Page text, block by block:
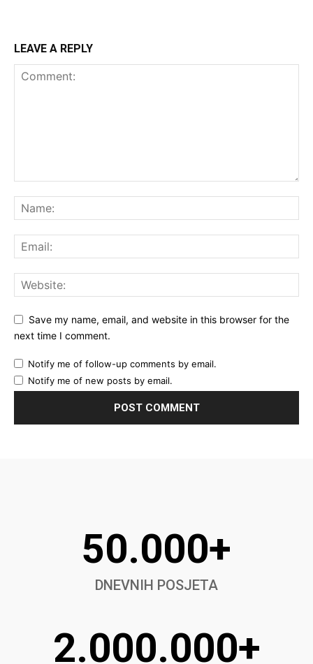
LEAVE A REPLY
Save my name, email, and website in this browser for the
next time I comment.
Notify me of follow-up comments by email.
Notify me of new posts by email.
50.000+
DNEVNIH POSJETA
2.000.000+